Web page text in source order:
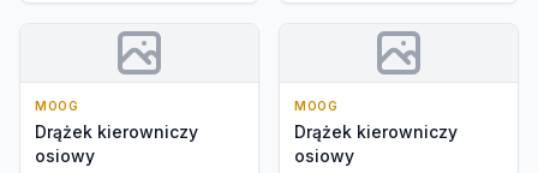
MOOG
Drążek kierowniczy
osiowy
MOOG
Drążek kierowniczy
osiowy